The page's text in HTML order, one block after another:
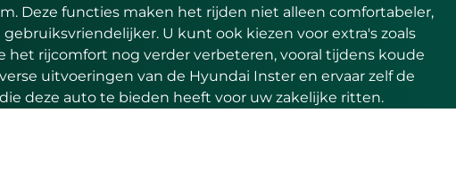
Deze functies maken het rijden niet alleen comfortabeler,
U kunt ook kiezen voor extra's zoals
het rijcomfort nog verder verbeteren, vooral tijdens koude
uitvoeringen van de Hyundai Inster en ervaar zelf de
deze auto te bieden heeft voor uw zakelijke ritten.